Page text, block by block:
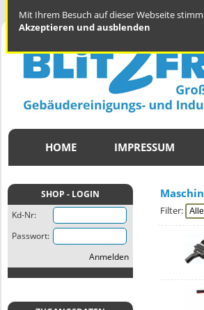
Mit Ihrem Besuch auf dieser Webseite
Akzeptieren und ausblenden
HOME IMPRESSUM
SHOP - LOGIN
Kd-Nr:
Passwort:
Anmelden
Filter: